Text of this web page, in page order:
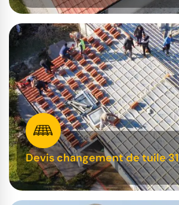
Devis changement de tuile 31